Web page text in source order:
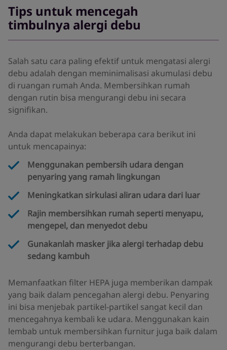
Tips untuk mencegah
timbulnya alergi debu
Salah satu cara paling efektif untuk mengatasi alergi
debu adalah dengan meminimalisasi akumulasi debu
di ruangan rumah Anda. Membersihkan rumah
dengan rutin bisa mengurangi debu ini secara
signifikan.
Anda dapat melakukan beberapa cara berikut ini
untuk mencapainya:
Menggunakan pembersih udara dengan
penyaring yang ramah lingkungan
Meningkatkan sirkulasi aliran udara dari luar
Rajin membersihkan rumah seperti menyapu,
mengepel, dan menyedot debu
Gunakanlah masker jika alergi terhadap debu
sedang kambuh
Memanfaatkan filter HEPA juga memberikan dampak
yang baik dalam pencegahan alergi debu. Penyaring
ini bisa menjebak partikel-partikel sangat kecil dan
mencegahnya kembali ke udara. Menggunakan kain
lembab untuk membersihkan furnitur juga baik dalam
mengurangi debu berterbangan.